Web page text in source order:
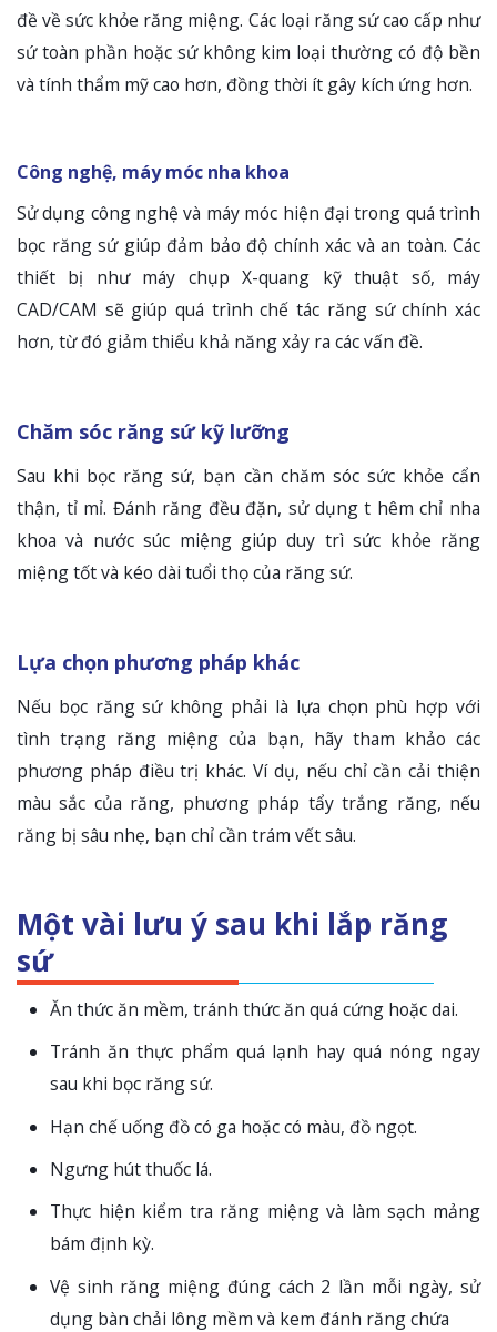
đề về sức khỏe răng miệng. Các loại răng sứ cao cấp như
sứ toàn phần hoặc sứ không kim loại thường có độ bền
và tính thẩm mỹ cao hơn, đồng thời ít gây kích ứng hơn.
Công nghệ, máy móc nha khoa
Sử dụng công nghệ và máy móc hiện đại trong quá trình
bọc răng sứ giúp đảm bảo độ chính xác và an toàn. Các
thiết bị như máy chụp X-quang kỹ thuật số, máy
CAD/CAM sẽ giúp quá trình chế tác răng sứ chính xác
hơn, từ đó giảm thiểu khả năng xảy ra các vấn đề.
Chăm sóc răng sứ kỹ lưỡng
Sau khi bọc răng sứ, bạn cần chăm sóc sức khỏe cẩn
thận, tỉ mỉ. Đánh răng đều đặn, sử dụng t hêm chỉ nha
khoa và nước súc miệng giúp duy trì sức khỏe răng
miệng tốt và kéo dài tuổi thọ của răng sứ.
Lựa chọn phương pháp khác
Nếu bọc răng sứ không phải là lựa chọn phù hợp với
tình trạng răng miệng của bạn, hãy tham khảo các
phương pháp điều trị khác. Ví dụ, nếu chỉ cần cải thiện
màu sắc của răng, phương pháp tẩy trắng răng, nếu
răng bị sâu nhẹ, bạn chỉ cần trám vết sâu.
Một vài lưu ý sau khi lắp răng
sứ
Ăn thức ăn mềm, tránh thức ăn quá cứng hoặc dai.
Tránh ăn thực phẩm quá lạnh hay quá nóng ngay
sau khi bọc răng sứ.
Hạn chế uống đồ có ga hoặc có màu, đồ ngọt.
Ngưng hút thuốc lá.
Thực hiện kiểm tra răng miệng và làm sạch mảng
bám định kỳ.
Vệ sinh răng miệng đúng cách 2 lần mỗi ngày, sử
dụng bàn chải lông mềm và kem đánh răng chứa